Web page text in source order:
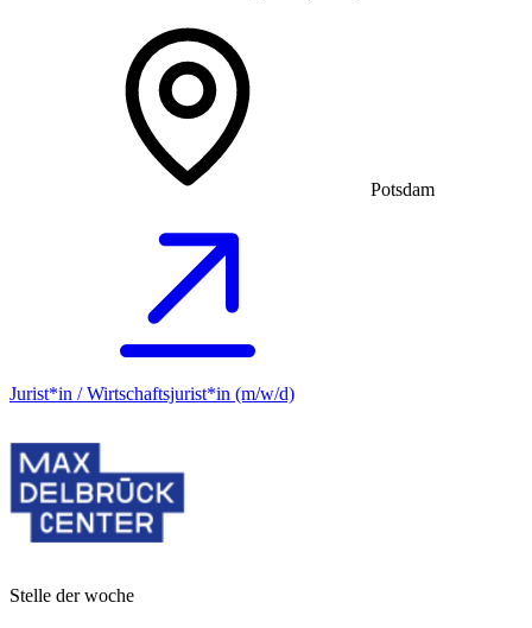
Potsdam
Jurist*in / Wirtschafts­jurist*in (m/w/d)
Stelle der woche